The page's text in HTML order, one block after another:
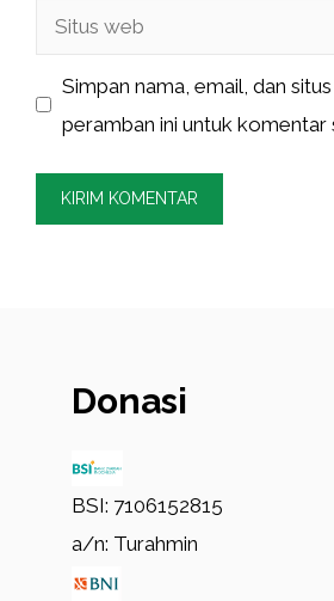
Situs
Simpan nama, email, dan
peramban ini untuk komentar
Donasi
BSI: 7106152815
a/n: Turahmin